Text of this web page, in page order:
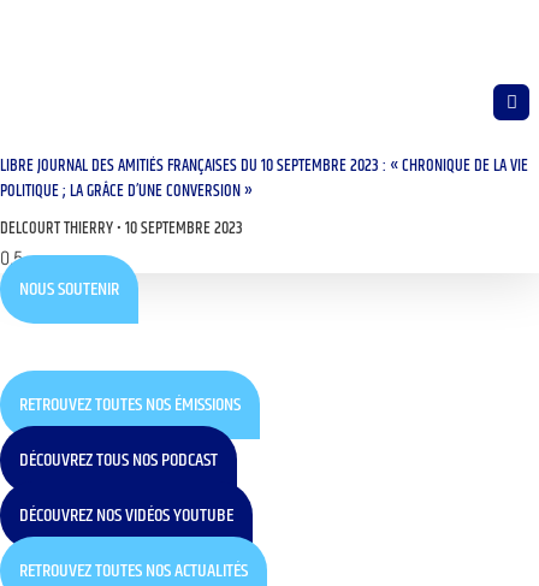
LIBRE JOURNAL DES AMITIÉS FRANÇAISES DU 10 SEPTEMBRE 2023 : « CHRONIQUE DE LA VIE
POLITIQUE ; LA GRÂCE D’UNE CONVERSION »
DELCOURT THIERRY 10 SEPTEMBRE 2023
NOUS SOUTENIR
RETROUVEZ TOUTES NOS ÉMISSIONS
DÉCOUVREZ TOUS NOS PODCAST
DÉCOUVREZ NOS VIDÉOS YOUTUBE
RETROUVEZ TOUTES NOS ACTUALITÉS